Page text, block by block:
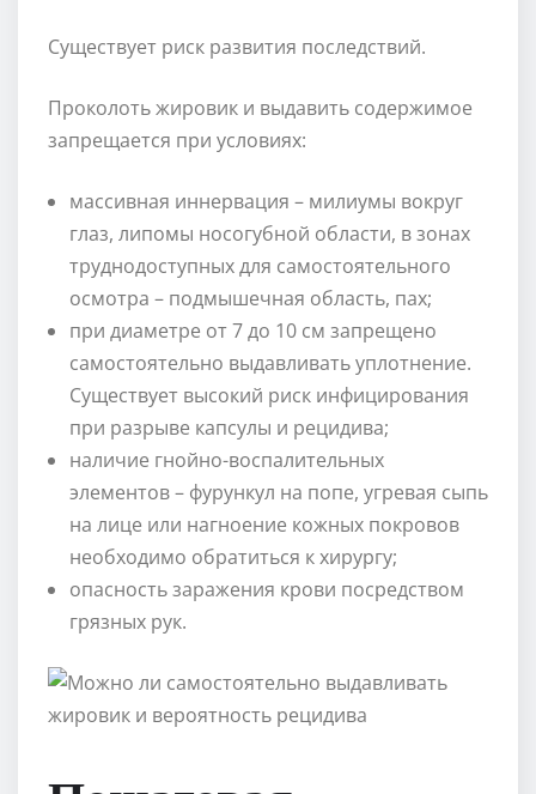
Существует риск развития последствий.
Проколоть жировик и выдавить содержимое
запрещается при условиях:
массивная иннервация – милиумы вокруг
глаз, липомы носогубной области, в зонах
труднодоступных для самостоятельного
осмотра – подмышечная область, пах;
при диаметре от 7 до 10 см запрещено
самостоятельно выдавливать уплотнение.
Существует высокий риск инфицирования
при разрыве капсулы и рецидива;
наличие гнойно-воспалительных
элементов – фурункул на попе, угревая сыпь
на лице или нагноение кожных покровов
необходимо обратиться к хирургу;
опасность заражения крови посредством
грязных рук.